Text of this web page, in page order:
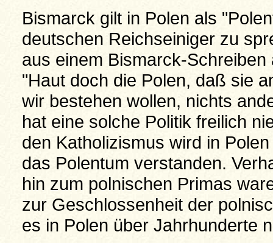
Bismarck gilt in Polen als
deutschen Reichseiniger zu
aus einem Bismarck-
"Haut doch die Polen, daß sie
wir bestehen wollen, nichts
hat eine solche Politik freilich
den Katholizismus wird in
das Polentum verstanden.
hin zum polnischen Primas
zur Geschlossenheit der
es in Polen über Jahrhunderte